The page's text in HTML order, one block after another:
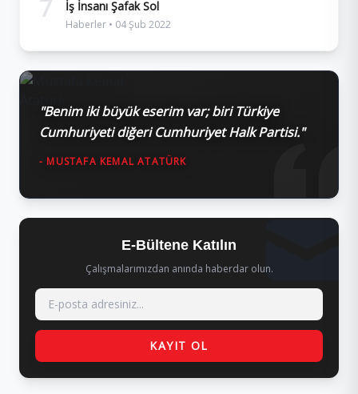
7 İş İnsanı Şafak Sol
Haberler • 04 Şub 2022
"Benim iki büyük eserim var; biri Türkiye
Cumhuriyeti diğeri Cumhuriyet Halk Partisi."
- MUSTAFA KEMAL ATATÜRK
E-Bültene Katılın
Çalışmalarımızdan anında haberdar olun.
KAYIT OL